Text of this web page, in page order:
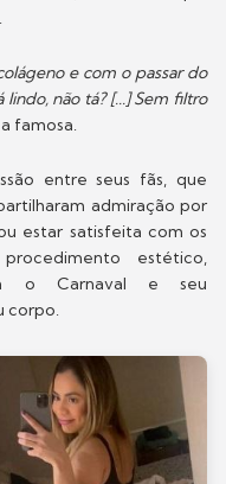
e com o passar do
não tá? [...] Sem filtro
famosa.
entre seus fãs, que
admiração por
estar satisfeita com os
estético,
o Carnaval e seu
corpo.